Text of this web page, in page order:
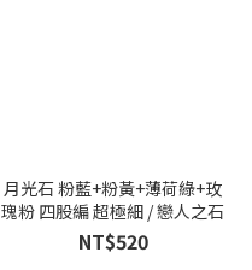
月光石 粉藍+粉黃+薄荷綠+玫
瑰粉 四股編 超極細 / 戀人之石
NT$520